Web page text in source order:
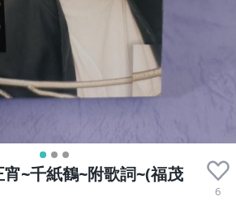
~千紙鶴~附歌詞~(福茂
6